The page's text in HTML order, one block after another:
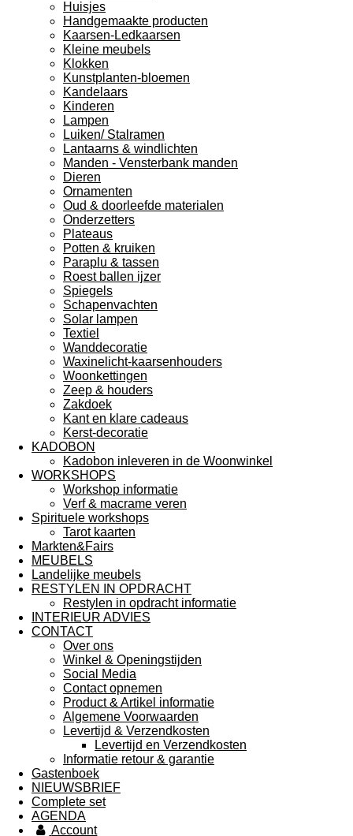
Huisjes
Handgemaakte producten
Kaarsen-Ledkaarsen
Kleine meubels
Klokken
Kunstplanten-bloemen
Kandelaars
Kinderen
Lampen
Luiken/ Stalramen
Lantaarns & windlichten
Manden - Vensterbank manden
Dieren
Ornamenten
Oud & doorleefde materialen
Onderzetters
Plateaus
Potten & kruiken
Paraplu & tassen
Roest ballen ijzer
Spiegels
Schapenvachten
Solar lampen
Textiel
Wanddecoratie
Waxinelicht-kaarsenhouders
Woonkettingen
Zeep & houders
Zakdoek
Kant en klare cadeaus
Kerst-decoratie
KADOBON
Kadobon inleveren in de Woonwinkel
WORKSHOPS
Workshop informatie
Verf & macrame veren
Spirituele workshops
Tarot kaarten
Markten&Fairs
MEUBELS
Landelijke meubels
RESTYLEN IN OPDRACHT
Restylen in opdracht informatie
INTERIEUR ADVIES
CONTACT
Over ons
Winkel & Openingstijden
Social Media
Contact opnemen
Product & Artikel informatie
Algemene Voorwaarden
Levertijd & Verzendkosten
Levertijd en Verzendkosten
Informatie retour & garantie
Gastenboek
NIEUWSBRIEF
Complete set
AGENDA
Account